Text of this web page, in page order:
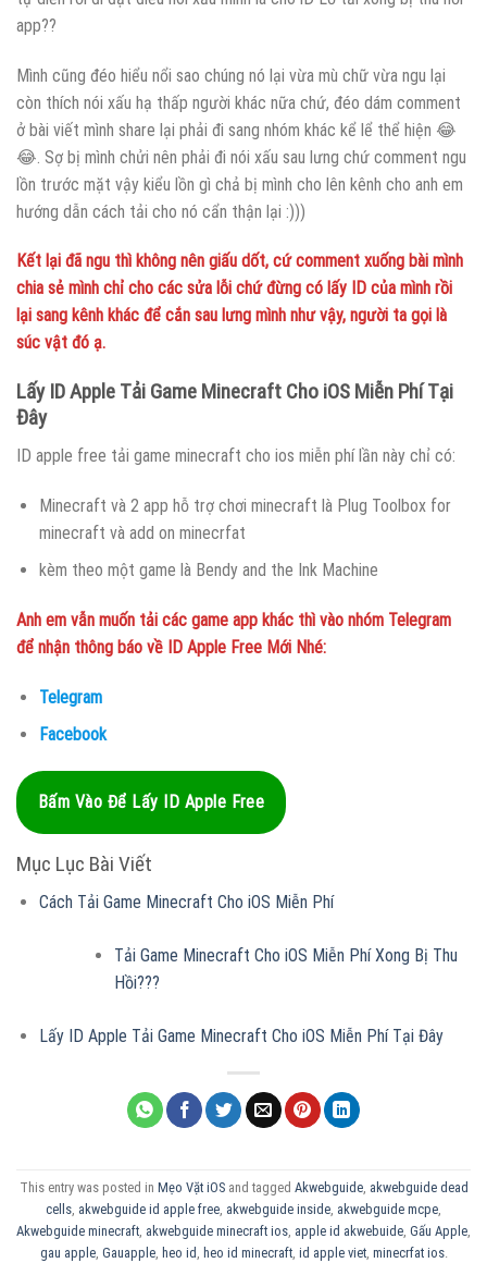
app??
Mình cũng đéo hiểu nổi sao chúng nó lại vừa mù chữ vừa ngu lại
còn thích nói xấu hạ thấp người khác nữa chứ, đéo dám comment
ở bài viết mình share lại phải đi sang nhóm khác kể lể thể hiện 😂
😂. Sợ bị mình chửi nên phải đi nói xấu sau lưng chứ comment ngu
lồn trước mặt vậy kiểu lồn gì chả bị mình cho lên kênh cho anh em
hướng dẫn cách tải cho nó cẩn thận lại :)))
Kết lại đã ngu thì không nên giấu dốt, cứ comment xuống bài mình
chia sẻ mình chỉ cho các sửa lỗi chứ đừng có lấy ID của mình rồi
lại sang kênh khác để cắn sau lưng mình như vậy, người ta gọi là
súc vật đó ạ.
Lấy ID Apple Tải Game Minecraft Cho iOS Miễn Phí Tại
Đây
ID apple free tải game minecraft cho ios miễn phí lần này chỉ có:
Minecraft và 2 app hỗ trợ chơi minecraft là Plug Toolbox for
minecraft và add on minecrfat
kèm theo một game là Bendy and the Ink Machine
Anh em vẫn muốn tải các game app khác thì vào nhóm Telegram
để nhận thông báo về ID Apple Free Mới Nhé:
Telegram
Facebook
Bấm Vào Để Lấy ID Apple Free
Mục Lục Bài Viết
Cách Tải Game Minecraft Cho iOS Miễn Phí
Tải Game Minecraft Cho iOS Miễn Phí Xong Bị Thu
Hồi???
Lấy ID Apple Tải Game Minecraft Cho iOS Miễn Phí Tại Đây
This entry was posted in Mẹo Vặt iOSand tagged Akwebguide, akwebguide dead
cells, akwebguide id apple free, akwebguide inside, akwebguide mcpe,
Akwebguide minecraft, akwebguide minecraft ios, apple id akwebuide, Gấu Apple,
gau apple, Gauapple, heo id , heo id minecraft, id apple viet, minecrfat ios.